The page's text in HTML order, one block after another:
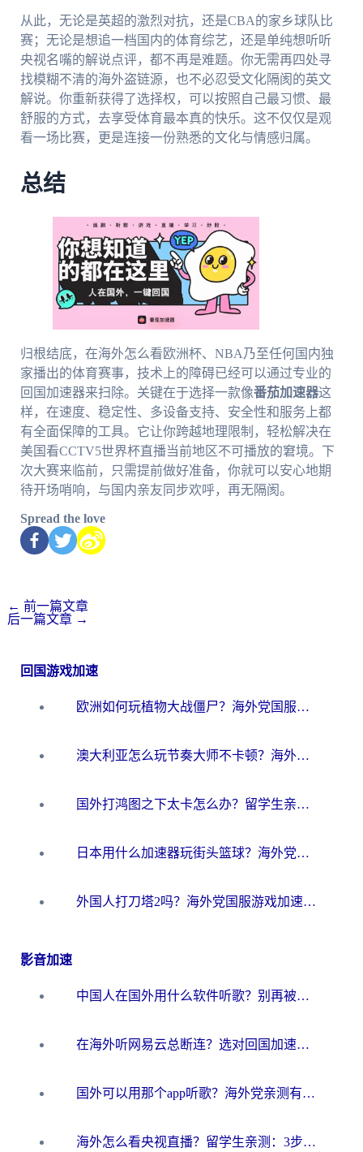
从此，无论是英超的激烈对抗，还是CBA的家乡球队比
赛；无论是想追一档国内的体育综艺，还是单纯想听听
央视名嘴的解说点评，都不再是难题。你无需再四处寻
找模糊不清的海外盗链源，也不必忍受文化隔阂的英文
解说。你重新获得了选择权，可以按照自己最习惯、最
舒服的方式，去享受体育最本真的快乐。这不仅仅是观
看一场比赛，更是连接一份熟悉的文化与情感归属。
总结
归根结底，在海外怎么看欧洲杯、NBA乃至任何国内独
家播出的体育赛事，技术上的障碍已经可以通过专业的
回国加速器来扫除。关键在于选择一款像番茄加速器这
样，在速度、稳定性、多设备支持、安全性和服务上都
有全面保障的工具。它让你跨越地理限制，轻松解决在
美国看CCTV5世界杯直播当前地区不可播放的窘境。下
次大赛来临前，只需提前做好准备，你就可以安心地期
待开场哨响，与国内亲友同步欢呼，再无隔阂。
Spread the love
← 前一篇文章
后一篇文章 →
回国游戏加速
欧洲如何玩植物大战僵尸？海外党国服游戏加速避坑指南（附实测对比）
澳大利亚怎么玩节奏大师不卡顿？海外党国服游戏加速终极指南
国外打鸿图之下太卡怎么办？留学生亲测有效的国服游戏加速方案
日本用什么加速器玩街头篮球？海外党国服游戏不卡顿的终极攻略
外国人打刀塔2吗？海外党国服游戏加速避坑全攻略
影音加速
中国人在国外用什么软件听歌？别再被地域限制卡脖子，这篇教你轻松解锁国内音乐库
在海外听网易云总断连？选对回国加速器，告别地区限制和卡顿
国外可以用那个app听歌？海外党亲测有效的回国加速方案，轻松听国内音乐听书
海外怎么看央视直播？留学生亲测：3步解决版权限制+追剧自由